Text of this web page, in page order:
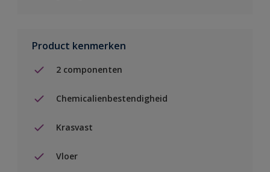
Product kenmerken
2 componenten
Chemicalienbestendigheid
Krasvast
Vloer